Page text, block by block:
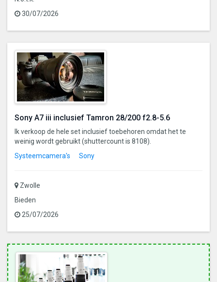
30/07/2026
Sony A7 iii inclusief Tamron 28/200 f2.8-5.6
Ik verkoop de hele set inclusief toebehoren omdat het te
weinig wordt gebruikt (shuttercount is 8108).
Systeemcamera's
Sony
Zwolle
Bieden
25/07/2026